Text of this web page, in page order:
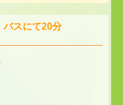
バスにて20分